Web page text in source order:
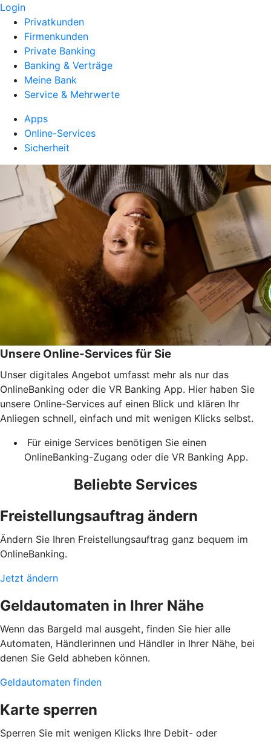
Login
Privatkunden
Firmenkunden
Private Banking
Banking & Verträge
Meine Bank
Service & Mehrwerte
Apps
Online-Services
Sicherheit
Unsere Online-Services für Sie
Unser digitales Angebot umfasst mehr als nur das
OnlineBanking oder die VR Banking App. Hier haben Sie
unsere Online-Services auf einen Blick und klären Ihr
Anliegen schnell, einfach und mit wenigen Klicks selbst.
Für einige Services benötigen Sie einen
OnlineBanking-Zugang oder die VR Banking App.
Beliebte Services
Freistellungsauftrag ändern
Ändern Sie Ihren Freistellungsauftrag ganz bequem im
OnlineBanking.
Jetzt ändern
Geldautomaten in Ihrer Nähe
Wenn das Bargeld mal ausgeht, finden Sie hier alle
Automaten, Händlerinnen und Händler in Ihrer Nähe, bei
denen Sie Geld abheben können.
Geldautomaten finden
Karte sperren
Sperren Sie mit wenigen Klicks Ihre Debit- oder